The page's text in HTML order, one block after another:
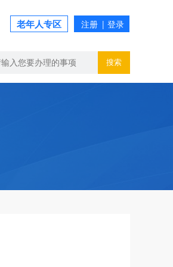
老年人专区
搜索